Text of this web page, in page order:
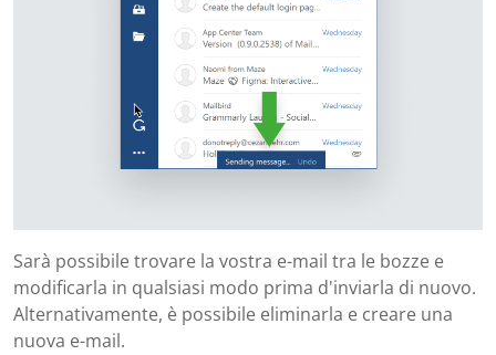
Sarà possibile trovare la vostra e-mail tra le bozze e
modificarla in qualsiasi modo prima d'inviarla di nuovo.
Alternativamente, è possibile eliminarla e creare una
nuova e-mail.